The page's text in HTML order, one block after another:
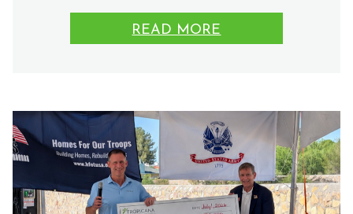
READ MORE